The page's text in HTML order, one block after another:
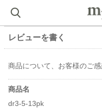
レビューを書く
商品について、お客様のご
商品名
dr3-5-13pk